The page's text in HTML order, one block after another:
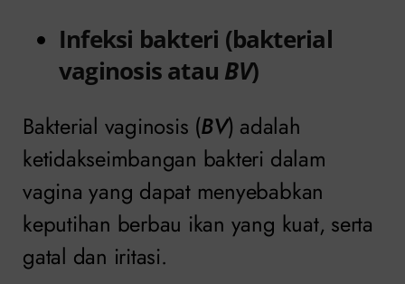
Infeksi bakteri (bakterial
vaginosis atau BV)
Bakterial vaginosis (BV) adalah
ketidakseimbangan bakteri dalam
vagina yang dapat menyebabkan
keputihan berbau ikan yang kuat, serta
gatal dan iritasi.